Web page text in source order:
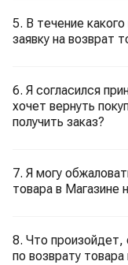
5. В течение
заявку на возврат
6. Я согласился
хочет вернуть
получить заказ?
7. Я могу
товара в Магазине
8. Что произойдет,
по возврату